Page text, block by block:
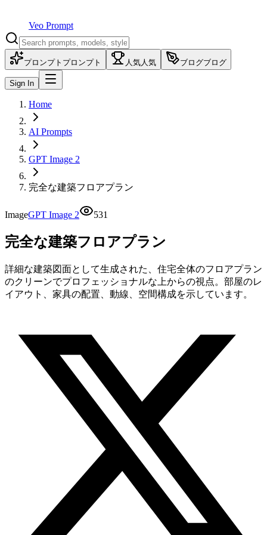
Veo Prompt
プロンプト プロンプト 人気人気 ブログブログ
Sign In
Home
AI Prompts
GPT Image 2
完全な建築フロアプラン
ImageGPT Image 2 531
完全な建築フロアプラン
詳細な建築図面として生成された、住宅全体のフロアプラン
のクリーンでプロフェッショナルな上からの視点。部屋のレ
イアウト、家具の配置、動線、空間構成を示しています。